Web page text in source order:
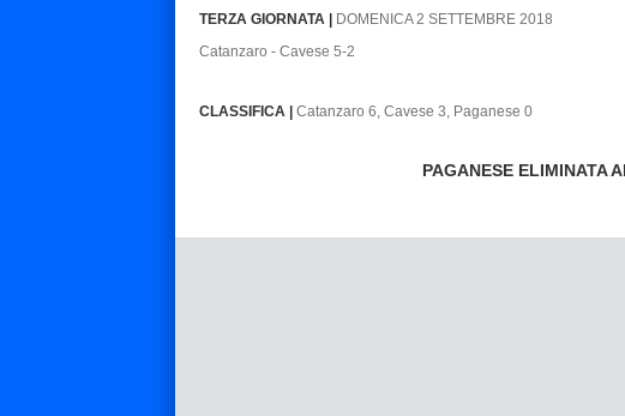
TERZA GIORNATA | DOMENICA 2 SETTEMBRE 2018
Catanzaro - Cavese 5-2
CLASSIFICA | Catanzaro 6, Cavese 3, Paganese 0
PAGANESE ELIMINATA